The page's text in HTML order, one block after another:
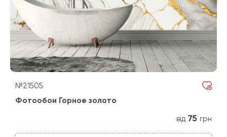
№21505
Фотообои Горное золото
від 75 грн